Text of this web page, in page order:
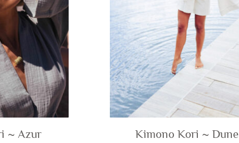
~ Azur Kimono Kori ~ Dune